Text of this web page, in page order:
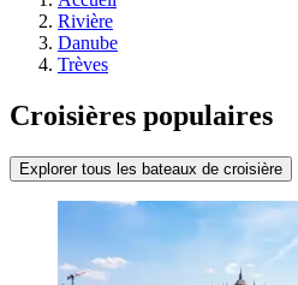
Rivière
Danube
Trèves
Croisières populaires
Explorer tous les bateaux de croisière